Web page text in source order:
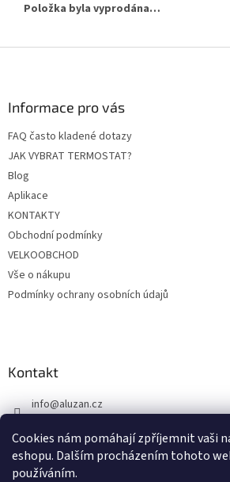
Cookies nám pomáhají zpříjemnit vaši
eshopu. Dalším procházením tohoto
používáním.
Položka byla vyprodána…
Informace pro vás
FAQ často kladené dotazy
JAK VYBRAT TERMOSTAT?
Blog
Aplikace
KONTAKTY
Obchodní podmínky
VELKOOBCHOD
Vše o nákupu
Podmínky ochrany osobních údajů
Kontakt
info@aluzan.cz
http://facebook.com/Aluzan.cz